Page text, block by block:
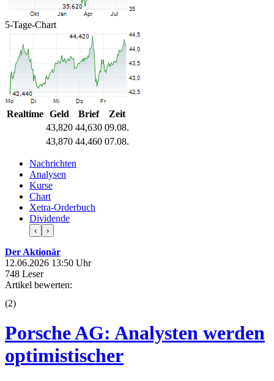
5-Tage-Chart
Realtime Geld Brief
Zeit
43,820 44,630 09.08.
43,870 44,460 07.08.
Nachrichten
Analysen
Kurse
Chart
Xetra-Orderbuch
Dividende
‹ ›
Der Aktionär
12.06.2026 13:50 Uhr
748 Leser
Artikel bewerten:
(2)
Porsche AG: Analysten werden
optimistischer